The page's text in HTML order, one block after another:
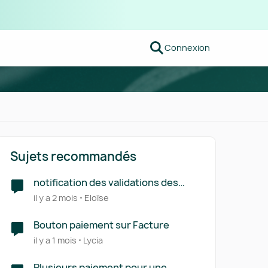
Connexion
Sujets recommandés
notification des validations des
factures d'achats
il y a 2 mois Eloïse
Bouton paiement sur Facture
il y a 1 mois Lycia